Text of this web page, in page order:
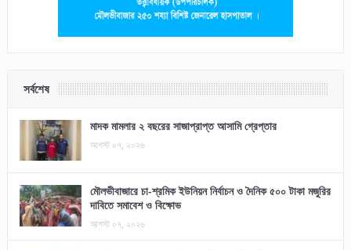
সর্বশেষ
মাদক মামলার ২ বছরের সাজাপ্রাপ্ত আসামি গ্রেপ্তার
আগস্ট ০৭, ২০২৬
মৌলভীবাজারে চা-শ্রমিক ইউনিয়ন নির্বাচন ও দৈনিক ৫০০ টাকা মজুরির
দাবিতে সমাবেশ ও বিক্ষোভ
আগস্ট ০৭, ২০২৬